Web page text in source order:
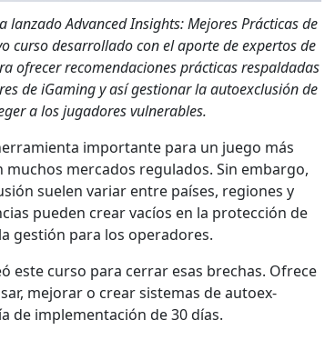
lan­za­do Advanced Insights: Mejores Prác­ti­cas de
cur­so desar­rol­la­do con el aporte de exper­tos de
ofre­cer recomen­da­ciones prác­ti­cas respal­dadas
de iGam­ing y así ges­tionar la autoex­clusión de
a los jugadores vul­ner­a­bles.
impor­tante para un juego más
mer­ca­dos reg­u­la­dos. Sin embar­go,
sue­len vari­ar entre país­es, regiones y
pueden crear vacíos en la pro­tec­ción de
gestión para los oper­adores.
este cur­so para cer­rar esas bre­chas. Ofrece
mejo­rar o crear sis­temas de autoex­
de imple­mentación de 30 días.